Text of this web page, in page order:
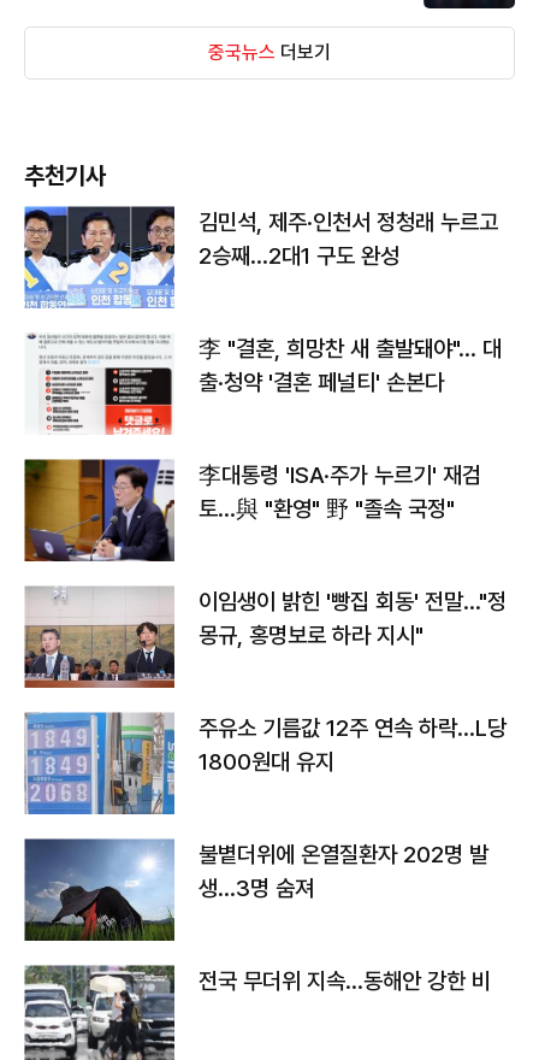
중국뉴스 더보기
추천기사
김민석, 제주·인천서 정청래 누르고
2승째…2대1 구도 완성
李 "결혼, 희망찬 새 출발돼야"… 대
출·청약 '결혼 페널티' 손본다
李대통령 'ISA·주가 누르기' 재검
토…與 "환영" 野 "졸속 국정"
이임생이 밝힌 '빵집 회동' 전말…"정
몽규, 홍명보로 하라 지시"
주유소 기름값 12주 연속 하락…L당
1800원대 유지
불볕더위에 온열질환자 202명 발
생…3명 숨져
전국 무더위 지속…동해안 강한 비